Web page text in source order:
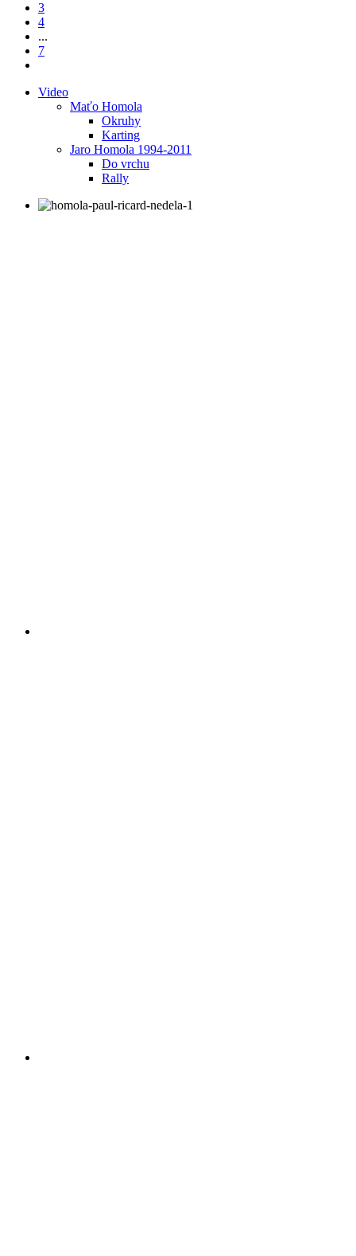
3
4
...
7
Video
Maťo Homola
Okruhy
Karting
Jaro Homola 1994-2011
Do vrchu
Rally